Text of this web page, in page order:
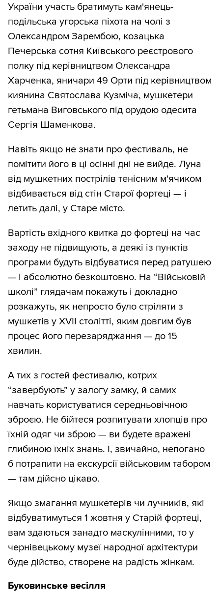
України участь братимуть кам'янець-
подільська угорська піхота на чолі з
Олександром Зарембою, козацька
Печерська сотня Київського реєстрового
полку під керівництвом Олександра
Харченка, яничари 49 Орти під керівництвом
киянина Святослава Кузміча, мушкетери
гетьмана Виговського під орудою одесита
Сергія Шаменкова.
Навіть якщо не знати про фестиваль, не
помітити його в ці осінні дні не вийде. Луна
від мушкетних пострілів тенісним м'ячиком
відбивається від стін Старої фортеці — і
летить далі, у Старе місто.
Вартість вхідного квитка до фортеці на час
заходу не підвищують, а деякі із пунктів
програми будуть відбуватися перед ратушею
— і абсолютно безкоштовно. На “Військовій
школі” глядачам покажуть і докладно
розкажуть, як непросто було стріляти з
мушкетів у XVII столітті, яким довгим був
процес його перезаряджання — до 15
хвилин.
А тих з гостей фестивалю, котрих
“завербують” у залогу замку, й самих
навчать користуватися середньовічною
зброєю. Не бійтеся розпитувати хлопців про
їхній одяг чи зброю — ви будете вражені
глибиною їхніх знань. І, звичайно, непогано
б потрапити на екскурсії військовим табором
— там дійсно цікаво.
Якщо змагання мушкетерів чи лучників, які
відбуватимуться 1 жовтня у Старій фортеці,
вам здаються занадто маскулінними, то у
чернівецькому музеї народної архітектури
буде дійство, створене на радість жінкам.
Буковинське весілля